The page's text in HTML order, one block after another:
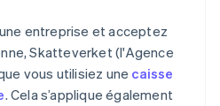
entreprise et acceptez
Skatteverket (l'Agence
vous utilisiez une caisse
. Cela s’applique également